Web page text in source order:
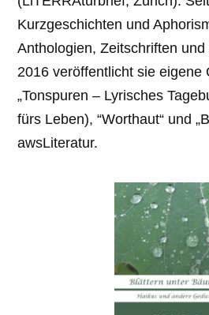
Kurzge­schichten und
Anthologien, Zeitschriften
2016 veröffentlicht sie eigene
„Tonspuren – Lyrisches
fürs Leben), “Worthaut“ und
awsLiteratur.